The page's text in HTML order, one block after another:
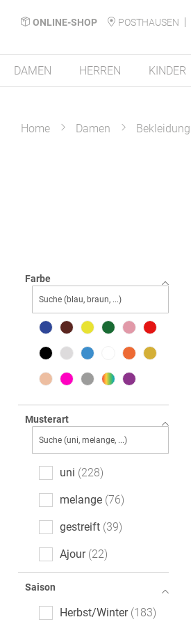
ONLINE-SHOP POSTHAUSEN
DAMEN HERREN KINDER
Home Damen Bekleidung
Farbe
Musterart
uni 228
melange 76
gestreift 39
Ajour 22
floral 6
Saison
Herbst/Winter 183